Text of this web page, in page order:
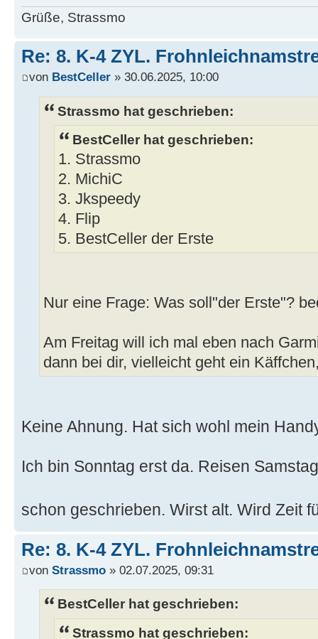
Grüße, Strassmo
Re: 8. K-4 ZYL.
von BestCeller » 30.06.2025, 10:00
Strassmo hat geschrieben:
BestCeller hat geschrieben:
1. Strassmo
2. MichiC
3. Jkspeedy
4. Flip
5. BestCeller der Erste
Nur eine Frage: Was soll"der Erste"?
Am Freitag will ich mal eben nach
dann bei dir, vielleicht geht ein
Keine Ahnung. Hat sich wohl mein
Ich bin Sonntag erst da. Reisen
schon geschrieben. Wirst alt. Wird Zeit
Re: 8. K-4 ZYL.
von Strassmo » 02.07.2025, 09:31
BestCeller hat geschrieben:
Strassmo hat geschrieben: